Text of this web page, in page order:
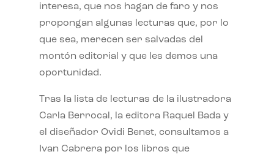
interesa, que nos hagan de faro y nos
propongan algunas lecturas que, por lo
que sea, merecen ser salvadas del
montón editorial y que les demos una
oportunidad.
Tras la lista de lecturas de la ilustradora
Carla Berrocal, la editora Raquel Bada y
el diseñador Ovidi Benet, consultamos a
Ivan Cabrera por los libros que